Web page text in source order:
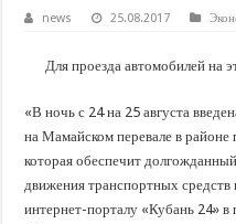
В городах и районах Кубани
Стартовал прием заявок на 20-й
news 25.08.2017
Для проезда автомобилей на
«В ночь с 24 на 25 августа
на Мамайском перевале в
которая обеспечит
движения транспортных
интернет-порталу «Кубань 24»